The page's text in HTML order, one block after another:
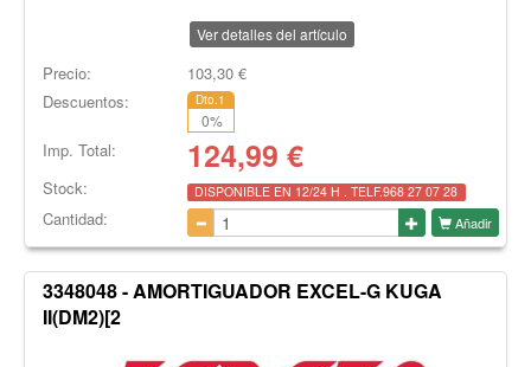
Ver detalles del artículo
Precio: 103,30€
Descuentos:
Dto.1
0%
Imp. Total: 124,99 €
Stock: DISPONIBLE EN 12/24 H . TELF.968 27 07 28
Cantidad: Añadir
3348048 - AMORTIGUADOR EXCEL-G KUGA
II(DM2)[2